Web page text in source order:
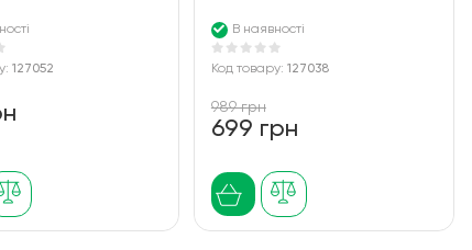
127052
В наявності
Код товару: 127038
989 грн
699 грн